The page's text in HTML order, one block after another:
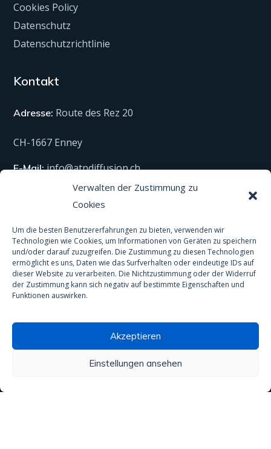
Verwalten der Zustimmung zu
Cookies
Um die besten Benutzererfahrungen zu bieten, verwenden wir
Technologien wie Cookies, um Informationen von Geräten zu speichern
und/oder darauf zuzugreifen. Die Zustimmung zu diesen Technologien
ermöglicht es uns, Daten wie das Surfverhalten oder eindeutige IDs auf
dieser Website zu verarbeiten. Die Nichtzustimmung oder der Widerruf
der Zustimmung kann sich negativ auf bestimmte Eigenschaften und
Funktionen auswirken.
Akzeptieren
Einstellungen ansehen
Cookies Policy
Datenschutz
Datenschutzrichtlinie
Kontakt
Adresse: Route des Rez 20
CH-1667 Enney
E-Mail: info@atndiffusion.ch
+41 26 921 29 12
Technische Produkte
Alle unsere Produkte
Material
Anti-Rutsch-Behandlung